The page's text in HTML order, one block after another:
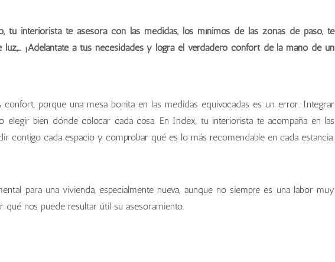
tu interiorista te asesora con las medidas, los mínimos de las zonas de paso, te
¡Adelántate a tus necesidades y logra el verdadero confort de la mano de un
porque una mesa bonita en las medidas equivocadas es un error. Integrar
elegir bien dónde colocar cada cosa. En Index, tu interiorista te acompaña en las
contigo cada espacio y comprobar qué es lo más recomendable en cada estancia.
para una vivienda, especialmente nueva, aunque no siempre es una labor muy
nos puede resultar útil su asesoramiento.